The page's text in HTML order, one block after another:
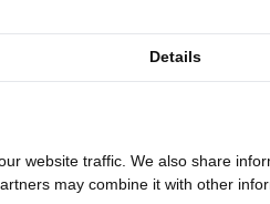
Details
website traffic. We also share
may combine it with other